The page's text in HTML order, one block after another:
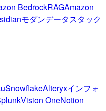
BedrockRAGAmazon
モダンデータスタック
SnowflakeAlteryxインフォ
Vision OneNotion